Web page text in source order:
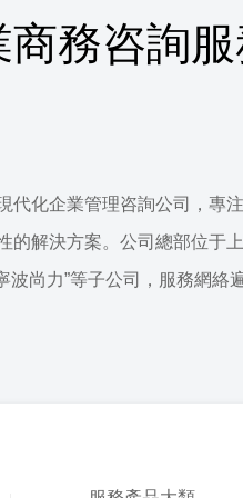
商務咨詢
代化企業管理咨詢公司，專
的解決方案。公司總部位于
波尚力”等子公司，服務網